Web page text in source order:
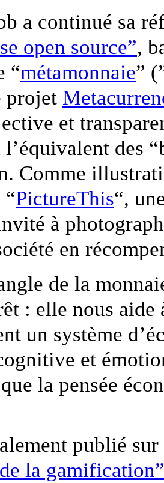
a continué sa
open source”,
“métamonnaie”
projet
et
des
Comme
PictureThis“,
à
en
de la
: elle nous aide
un système
et
la pensée
publié
la gamification”